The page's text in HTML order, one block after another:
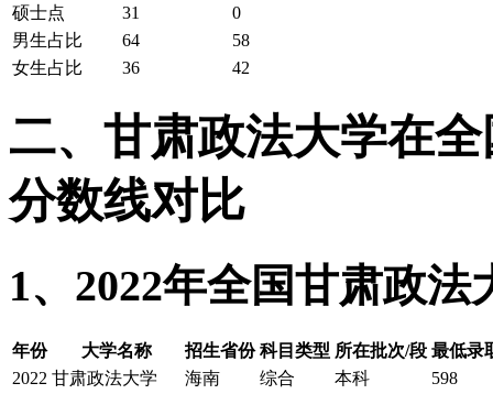
硕士点
31
0
男生占比
64
58
女生占比
36 42
二、甘肃政法大学在
分数线对比
1、2022年全国甘肃政
年份 大学名称 招生省份 科目类型 所在批次/段 最低录
2022 甘肃政法大学 海南 综合 本科
598